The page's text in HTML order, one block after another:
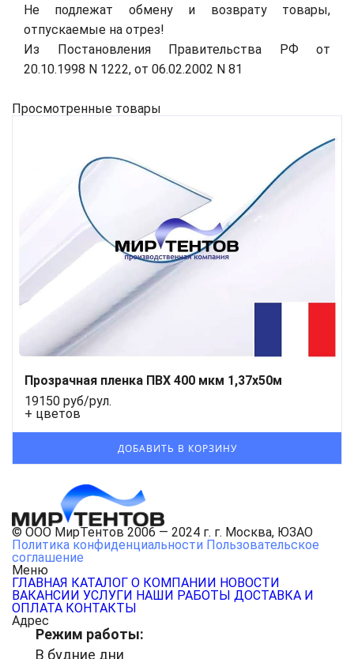
Не подлежат обмену и возврату товары,
отпускаемые на отрез!
Из Постановления Правительства РФ от
20.10.1998 N 1222, от 06.02.2002 N 81
Просмотренные товары
Прозрачная пленка ПВХ 400 мкм 1,37x50м
19150 руб/рул.
+ цветов
© ООО МирТентов 2006 — 2024 г. г. Москва, ЮЗАО
Политика конфиденциальности Пользовательское
соглашение
Меню
ГЛАВНАЯ КАТАЛОГ О КОМПАНИИ НОВОСТИ
ВАКАНСИИ УСЛУГИ НАШИ РАБОТЫ ДОСТАВКА И
ОПЛАТА КОНТАКТЫ
Адрес
Режим работы:
В будние дни